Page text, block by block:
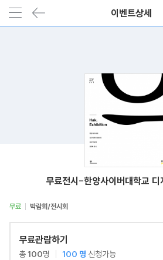
이벤트상세
무료전시-한양사이버대학교
무료 박람회/전시회
무료관람하기
총100명 100 명 신청가능